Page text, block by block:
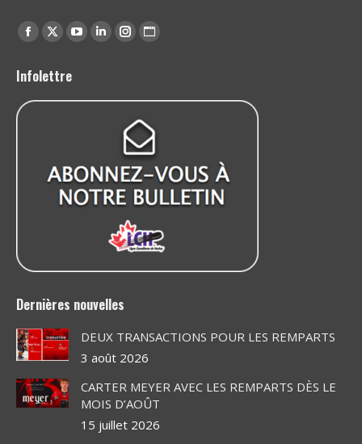
Find us on:
Facebook
opens
in
X
opens
in
YouTube
in
Linkedin
in
window
Instagram
in
new
window
Website
in
new
window
Infolettre
Dernières nouvelles
DEUX TRANSACTIONS POUR LES REMPARTS
3 août 2026
CARTER MEYER AVEC LES REMPARTS DÈS LE
MOIS D’AOÛT
15 juillet 2026